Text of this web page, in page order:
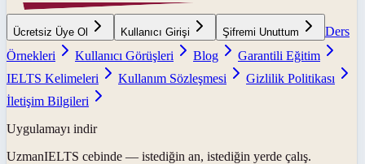
Ücretsiz Üye Ol Kullanıcı Girişi Şifremi Unuttum
Ders
Örnekleri
Kullanıcı Görüşleri Blog
Garantili Eğitim
IELTS Kelimeleri
Kullanım Sözleşmesi
Gizlilik Politikası
İletişim Bilgileri
Uygulamayı indir
UzmanIELTS cebinde — istediğin an, istediğin yerde çalış.